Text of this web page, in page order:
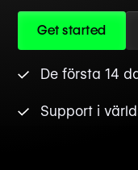
Get started
De första 14
Support i